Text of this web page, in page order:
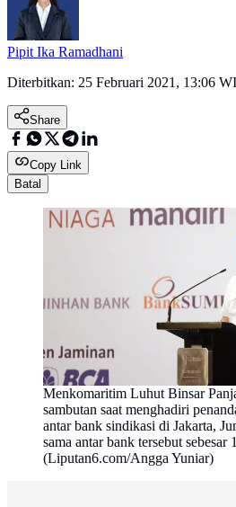
Pipit Ika Ramadhani
Diterbitkan: 25 Februari 2021, 13:06
Share
Copy Link
Batal
Menkomaritim Luhut Binsar
sambutan saat menghadiri
antar bank sindikasi di Jakarta,
sama antar bank tersebut sebesar
(Liputan6.com/Angga Yuniar)